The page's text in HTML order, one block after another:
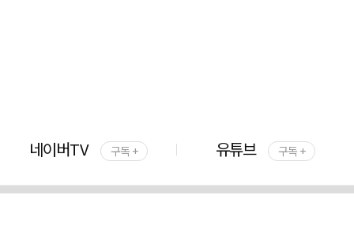
네이버TV 구독 + 유튜브 구독 +